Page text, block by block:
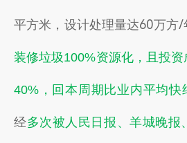
平方米，设计处理量达60万方/
装修垃圾100%资源化，且投
40%，回本周期比业内平均快
经多次被人民日报、羊城晚报